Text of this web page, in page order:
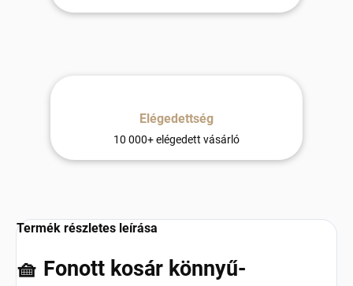
Elégedettség
10 000+ elégedett vásárló
Termék részletes leírása
🧺 Fonott kosár könnyű-